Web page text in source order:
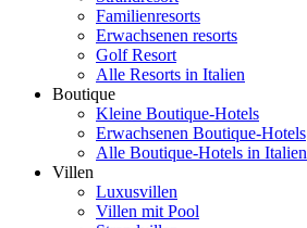
Familienresorts
Erwachsenen resorts
Golf Resort
Alle Resorts in Italien
Boutique
Kleine Boutique-Hotels
Erwachsenen Boutique-Hotels
Alle Boutique-Hotels in Italien
Villen
Luxusvillen
Villen mit Pool